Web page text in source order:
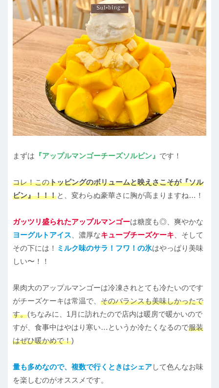
まずは 『アップルマンゴーチーズソルビン』 です！
コレ！このトッピングのボリュームと映えさこそが『ソル
ビン』！！！と、変わらぬ豪華さに胸が高まりますね…！
ガッツリ盛られたアップルマンゴーは糖度も◎、爽やかな
ヨーグルトアイス 、濃厚なキューブチーズケーキ 、そして
その下には！ ミルク味のサラ！フワ！の氷はやっぱり美味
しい〜！！
果肉大のアップルマンゴーは冷凍されとても冷たいのです
がチーズケーキは常温で、 そのバランスも美味しかったで
す。(ちなみに、1月に訪れたので店内は暖房で暖かいので
すが、食事中はやはり寒い…というか冷たくなるので服装
はぜひ暖かめで！)
量も多めなので、複数で行くときはシェアして色んなお味
を楽しむのがオススメです。